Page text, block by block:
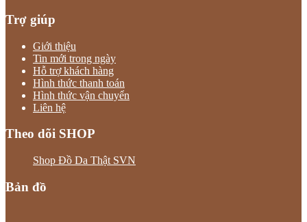
Trợ giúp
Giới thiệu
Tin mới trong ngày
Hỗ trợ khách hàng
Hình thức thanh toán
Hình thức vận chuyển
Liên hệ
Theo dõi SHOP
Shop Đồ Da Thật SVN
Bản đồ